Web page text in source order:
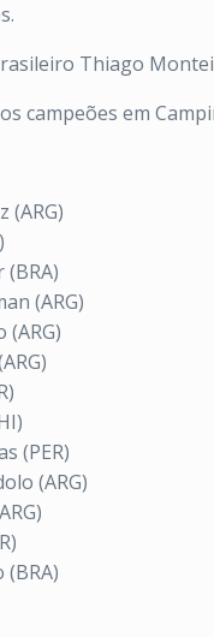
Thiago
campeões em
(ARG)
(BRA)
(ARG)
(ARG)
(PER)
(ARG)